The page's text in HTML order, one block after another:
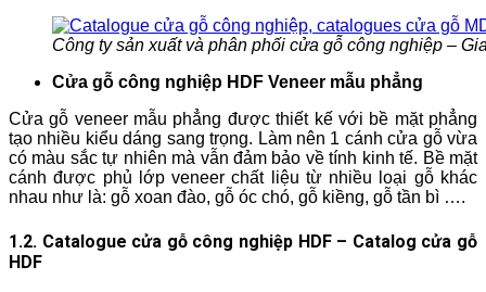
Công ty sản xuất và phân phối cửa gỗ công nghiệp –
Cửa gỗ công nghiệp HDF Veneer mẫu phẳng
Cửa gỗ veneer mẫu phẳng được thiết kế với bề mặt phẳng
tạo nhiều kiểu dáng sang trọng. Làm nên 1 cánh cửa gỗ vừa
có màu sắc tự nhiên mà vẫn đảm bảo về tính kinh tế. Bề mặt
cánh được phủ lớp veneer chất liệu từ nhiều loại gỗ khác
nhau như là: gỗ xoan đào, gỗ óc chó, gỗ kiềng, gỗ tần bì ….
1.2. Catalogue cửa gỗ công nghiệp HDF – Catalog cửa gỗ
HDF